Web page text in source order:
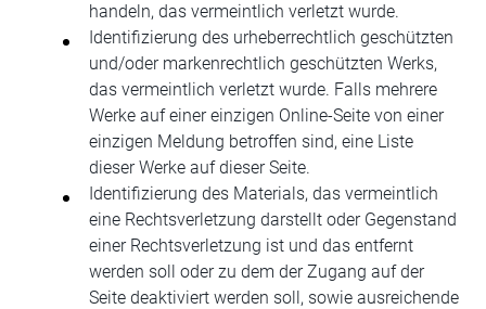
handeln, das vermeintlich verletzt wurde.
Identifizierung des urheberrechtlich geschützten
und/oder markenrechtlich geschützten Werks,
das vermeintlich verletzt wurde. Falls mehrere
Werke auf einer einzigen Online-Seite von einer
einzigen Meldung betroffen sind, eine Liste
dieser Werke auf dieser Seite.
Identifizierung des Materials, das vermeintlich
eine Rechtsverletzung darstellt oder Gegenstand
einer Rechtsverletzung ist und das entfernt
werden soll oder zu dem der Zugang auf der
Seite deaktiviert werden soll, sowie ausreichende